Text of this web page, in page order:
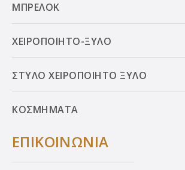
ΜΠΡΕΛΟΚ
ΧΕΙΡΟΠΟΙΗΤΟ-ΞΥΛΟ
ΣΤΥΛΟ ΧΕΙΡΟΠΟΙΗΤΟ ΞΥΛΟ
ΚΟΣΜΗΜΑΤΑ
ΕΠΙΚΟΙΝΩΝΙΑ